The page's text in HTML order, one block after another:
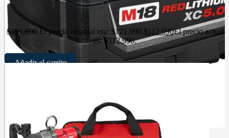
$121.990 El precio original era: $121.990.$112.990El precio actual
es: $112.990.
Añadir al carrito